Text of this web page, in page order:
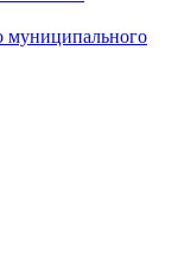
муниципального